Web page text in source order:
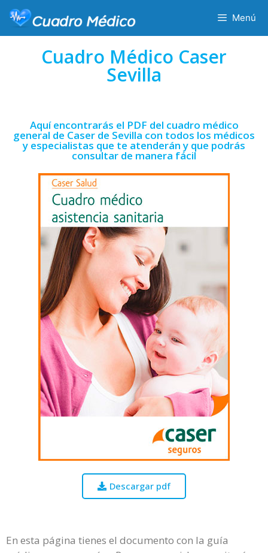
Menú
Cuadro Médico Caser
Sevilla
Aquí encontrarás el PDF del cuadro médico
general de Caser de Sevilla con todos los médicos
y especialistas que te atenderán y que podrás
consultar de manera fácil
Descargar pdf
En esta página tienes el documento con la guía